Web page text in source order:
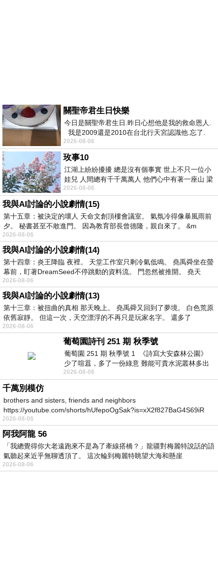
關聖帝君生日快樂
今日是關聖帝君生日.昨日心想他是我的救命恩人.
我是2009還是2010在台北行天宮認識他.忘了.
一個奇摩交友的網友學
2026-08-06
玫事10
江湖上紛紛擾擾 總是沒有個事實 世上不只一位小
娃兒 人間總有千千萬萬人 他們心中有著一座山 梁
山佛山泰華衡恆嵩 一山之高
2026-08-06
我與AI討論的小說劇情(15)
第十五章：被決定的壞人 天命文創頂樓會議室。 氣氛冷得像暴風雨前
夕。 秘書甚至不敢進門。 因為教育部長曾德隆，親自來了。 &m
2026-08-06
我與AI討論的小說劇情(14)
第十四章：炎王降臨 夜裡。 天堂工作室只剩冷氣低鳴。 堯禹舜坐在螢
幕前，盯著DreamSeed不停跳動的資料流。 門忽然被推開。 堯天
2026-08-06
我與AI討論的小說劇情(13)
第十三章：被扭曲的真相 那天晚上。 堯禹舜又回到了夢境。 白色荒原
依舊寂靜。 但這一次，天空漂浮的不再只是玩家名字。 還多了
2026-08-06
葡萄園詩刊 251 期 秋季號
葡萄園 251 期 秋季號 1 《詩寫大安森林公園》
少了喧囂，多了一份綠意 難能可貴水泥叢林多出
一
2026-08-06
千萬別模仿
brothers and sisters, friends and neighbors
https://youtube.com/shorts/hUfepoOgSak?is=xX2f827BaG4S69iR
https
2026-08-06
阿我阿龍 56
「我總覺得你大老遠跑來不是為了牽線搭橋？」龍疆對梅麗特說話的語
氣聽起來近乎無聊透頂了。 這次輪到梅麗特眺望大海和懸崖
2026-08-06